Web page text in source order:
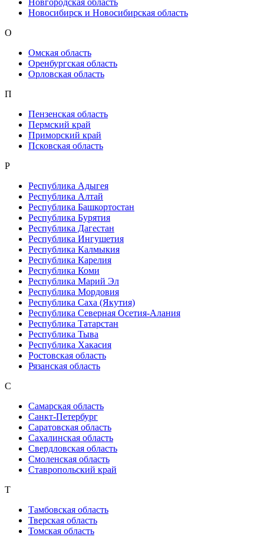
Новгородская область
Новосибирск и Новосибирская область
О
Омская область
Оренбургская область
Орловская область
П
Пензенская область
Пермский край
Приморский край
Псковская область
Р
Республика Адыгея
Республика Алтай
Республика Башкортостан
Республика Бурятия
Республика Дагестан
Республика Ингушетия
Республика Калмыкия
Республика Карелия
Республика Коми
Республика Марий Эл
Республика Мордовия
Республика Саха (Якутия)
Республика Северная Осетия-Алания
Республика Татарстан
Республика Тыва
Республика Хакасия
Ростовская область
Рязанская область
С
Самарская область
Санкт-Петербург
Саратовская область
Сахалинская область
Свердловская область
Смоленская область
Ставропольский край
Т
Тамбовская область
Тверская область
Томская область